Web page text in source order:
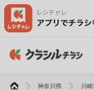
神奈川県 川